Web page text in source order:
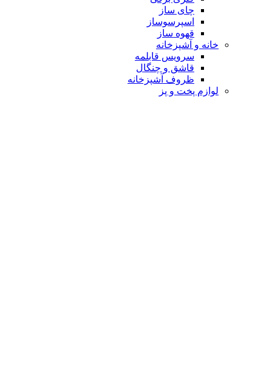
چای ساز
اسپرسوساز
قهوه ساز
خانه و آشپزخانه
سرویس قابلمه
قاشق و چنگال
ظروف آشپزخانه
لوازم پخت و پز